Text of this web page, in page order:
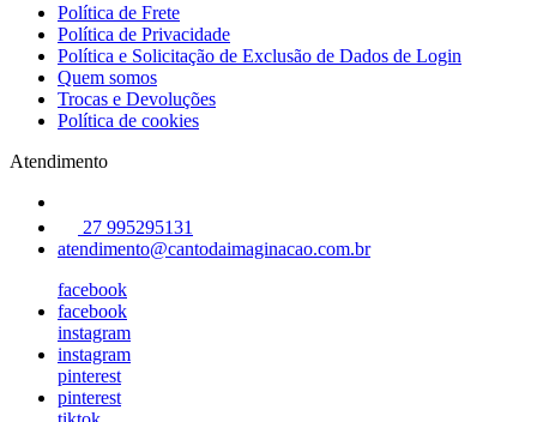
Política de Frete
Política de Privacidade
Política e Solicitação de Exclusão de Dados de Login
Quem somos
Trocas e Devoluções
Política de cookies
Atendimento
27 995295131
atendimento@cantodaimaginacao.com.br
facebook
facebook
instagram
instagram
pinterest
pinterest